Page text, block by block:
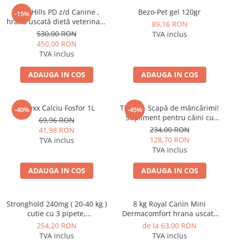
-15%
10kg Hills PD z/d Canine ,
hrană uscată dietă veterinară
hipoalergenică pentru câini
530,00 RON
450,00 RON
TVA inclus
ADAUGA IN COS
Bezo-Pet gel 120gr
89,16 RON
TVA inclus
ADAUGA IN COS
-40%
Vetexx Calciu Fosfor 1L
69,96 RON
41,98 RON
TVA inclus
ADAUGA IN COS
-45%
Tipaw – Scapă de mâncărimi!
Supliment pentru câini cu
probleme de piele, 60 de
comprimate masticabile moi
234,00 RON
128,70 RON
TVA inclus
ADAUGA IN COS
Stronghold 240mg ( 20-40 kg )
cutie cu 3 pipete,
Deparazitare externa si
interna pentru caini
254,20 RON
TVA inclus
8 kg Royal Canin Mini
Dermacomfort hrana uscata
caine pentru prevenirea
iritatiilor pielii
de la 63,00 RON
TVA inclus